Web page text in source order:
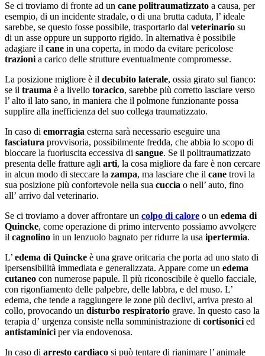
Se ci troviamo di fronte ad un cane politraumatizzato a causa, per
esempio, di un incidente stradale, o di una brutta caduta, l’ ideale
sarebbe, se questo fosse possibile, trasportarlo dal veterinario su
di un asse oppure un supporto rigido. In alternativa è possibile
adagiare il cane in una coperta, in modo da evitare pericolose
trazioni a carico delle strutture eventualmente compromesse.
La posizione migliore è il decubito laterale, ossia girato sul fianco:
se il trauma è a livello toracico, sarebbe più corretto lasciare verso
l’ alto il lato sano, in maniera che il polmone funzionante possa
supplire alla inefficienza del suo collega traumatizzato.
In caso di emorragia esterna sarà necessario eseguire una
fasciatura provvisoria, possibilmente fredda, che abbia lo scopo di
bloccare la fuoriuscita eccessiva di sangue. Se il politraumatizzato
presenta delle fratture agli arti, la cosa migliore da fare è non cercare
in alcun modo di steccare la zampa, ma lasciare che il cane trovi la
sua posizione più confortevole nella sua cuccia o nell’ auto, fino
all’ arrivo dal veterinario.
Se ci troviamo a dover affrontare un colpo di calore o un edema di
Quincke, come operazione di primo intervento possiamo avvolgere
il cagnolino in un lenzuolo bagnato per ridurre la usa ipertermia.
L’ edema di Quincke è una grave oritcaria che porta ad uno stato di
ipersensibilità immediata e generalizzata. Appare come un edema
cutaneo con numerose papule. Il più riconoscibile è quello facciale,
con rigonfiamento delle palpebre, delle labbra, e del muso. L’
edema, che tende a raggiungere le zone più declivi, arriva presto al
collo, provocando un disturbo respiratorio grave. In questo caso la
terapia d’ urgenza consiste nella somministrazione di cortisonici ed
antistaminici per via endovenosa.
In caso di arresto cardiaco si può tentare di rianimare l’ animale